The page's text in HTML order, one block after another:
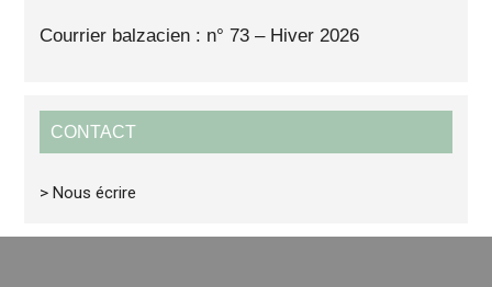
Courrier balzacien : n° 73 – Hiver 2026
CONTACT
> Nous écrire